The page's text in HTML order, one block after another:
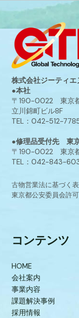
株式会社ジーティエ
●本社
〒190-0022 東京
立川錦町ビル8F
TEL：042-512-
●修理品受付先 東
〒190-0022 東京
TEL：042-843-
古物営業法に基づく
東京都公安委員会許
コンテンツ
HOME
会社案内
事業内容
課題解決事例
採用情報